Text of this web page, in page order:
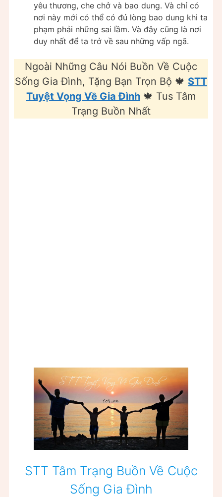
yêu thương, che chở và bao dung. Và chỉ có
nơi này mới có thể có đủ lòng bao dung khi ta
phạm phải những sai lầm. Và đây cũng là nơi
duy nhất để ta trở về sau những vấp ngã.
Ngoài Những Câu Nói Buồn Về Cuộc
Sống Gia Đình, Tặng Bạn Trọn Bộ 🍁 STT
Tuyệt Vọng Về Gia Đình 🍁 Tus Tâm
Trạng Buồn Nhất
STT Tâm Trạng Buồn Về Cuộc
Sống Gia Đình